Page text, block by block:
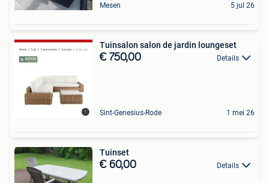
Mesen 5 jul 26
Tuinsalon salon de jardin loungeset
€ 750,00 Details
Sint-Genesius-Rode 1 mei 26
Tuinset
€ 60,00 Details